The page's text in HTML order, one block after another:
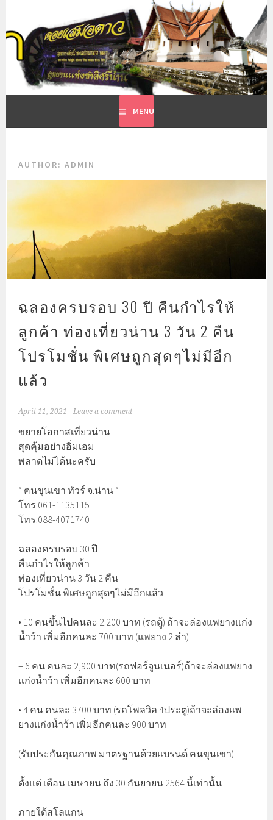
content
ที่พักเวียงสา น่าน
รีสอร์ทเวียงสา
MENU
AUTHOR:ADMIN
ฉลองครบรอบ 30 ปี คืนกำไรให้
ลูกค้า ท่องเที่ยวน่าน 3 วัน 2 คืน
โปรโมชั่น พิเศษถูกสุดๆไม่มีอีก
แล้ว
April 11, 2021 Leave a comment
ขยายโอกาสเที่ยวน่าน
สุดคุ้มอย่างอิ่มเอม
พลาดไม่ได้นะครับ
“ ฅนขุนเขา ทัวร์ จ.น่าน “
โทร.061-1135115
โทร.088-4071740
ฉลองครบรอบ 30 ปี
คืนกำไรให้ลูกค้า
ท่องเที่ยวน่าน 3 วัน 2 คืน
โปรโมชั่น พิเศษถูกสุดๆไม่มีอีกแล้ว
• 10 คนขึ้นไปคนละ 2.200 บาท (รถตู้) ถ้าจะล่องแพยางแก่ง
น้ำว้า เพิ่มอีกคนละ 700 บาท (แพยาง 2 ลำ)
– 6 คน คนละ 2,900 บาท(รถฟอร์จูนเนอร์)ถ้าจะล่องแพยาง
แก่งน้ำว้า เพิ่มอีกคนละ 600 บาท
• 4 คน คนละ 3700 บาท (รถโพลวิล 4ประตู)ถ้าจะล่องแพ
ยางแก่งน้ำว้า เพิ่มอีกคนละ 900 บาท
(รับประกันคุณภาพ มาตรฐานด้วยแบรนด์ ฅนขุนเขา)
ตั้งแต่ เดือน เมษายน ถึง 30 กันยายน 2564 นี้เท่านั้น
ภายใต้สโลแกน